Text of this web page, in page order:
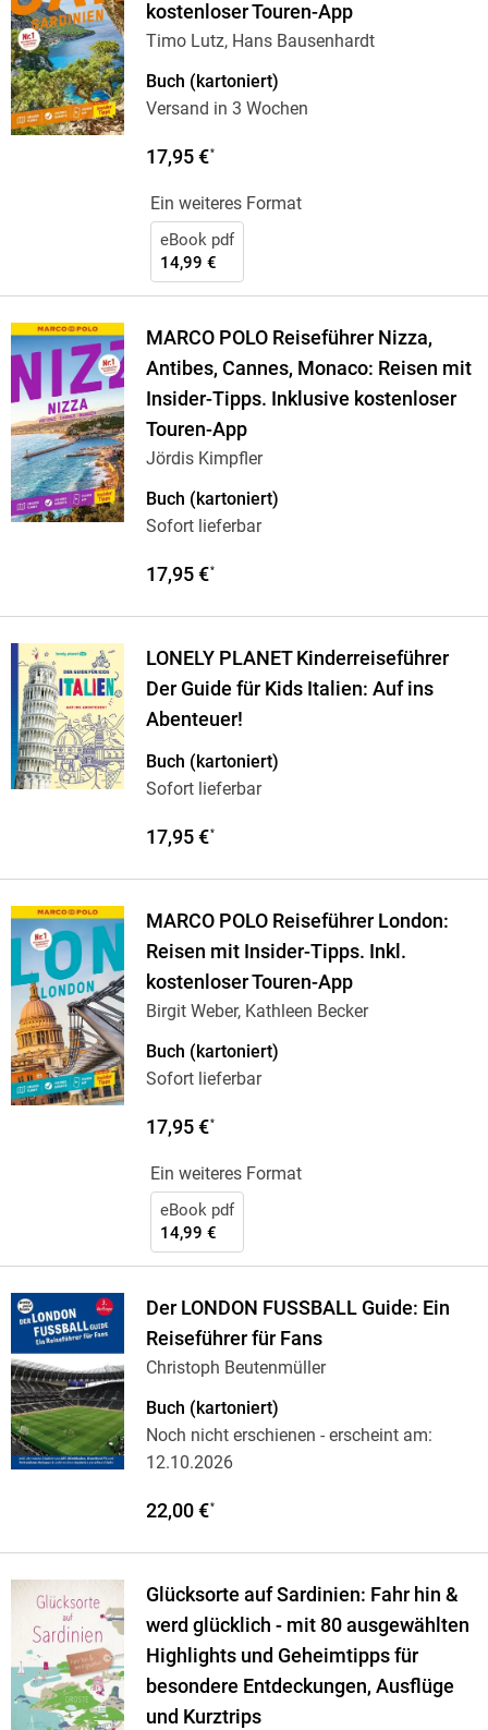
kostenloser Touren-App
Timo Lutz, Hans Bausenhardt
Buch (kartoniert)
Versand in 3 Wochen
17,95 €*
Ein weiteres Format
eBook pdf
14,99 €
MARCO POLO Reiseführer Nizza,
Antibes, Cannes, Monaco: Reisen mit
Insider-Tipps. Inklusive kostenloser
Touren-App
Jördis Kimpfler
Buch (kartoniert)
Sofort lieferbar
17,95 €*
LONELY PLANET Kinderreiseführer
Der Guide für Kids Italien: Auf ins
Abenteuer!
Buch (kartoniert)
Sofort lieferbar
17,95 €*
MARCO POLO Reiseführer London:
Reisen mit Insider-Tipps. Inkl.
kostenloser Touren-App
Birgit Weber, Kathleen Becker
Buch (kartoniert)
Sofort lieferbar
17,95 €*
Ein weiteres Format
eBook pdf
14,99 €
Der LONDON FUSSBALL Guide: Ein
Reiseführer für Fans
Christoph Beutenmüller
Buch (kartoniert)
Noch nicht erschienen - erscheint am:
12.10.2026
22,00 €*
Glücksorte auf Sardinien: Fahr hin &
werd glücklich - mit 80 ausgewählten
Highlights und Geheimtipps für
besondere Entdeckungen, Ausflüge
und Kurztrips